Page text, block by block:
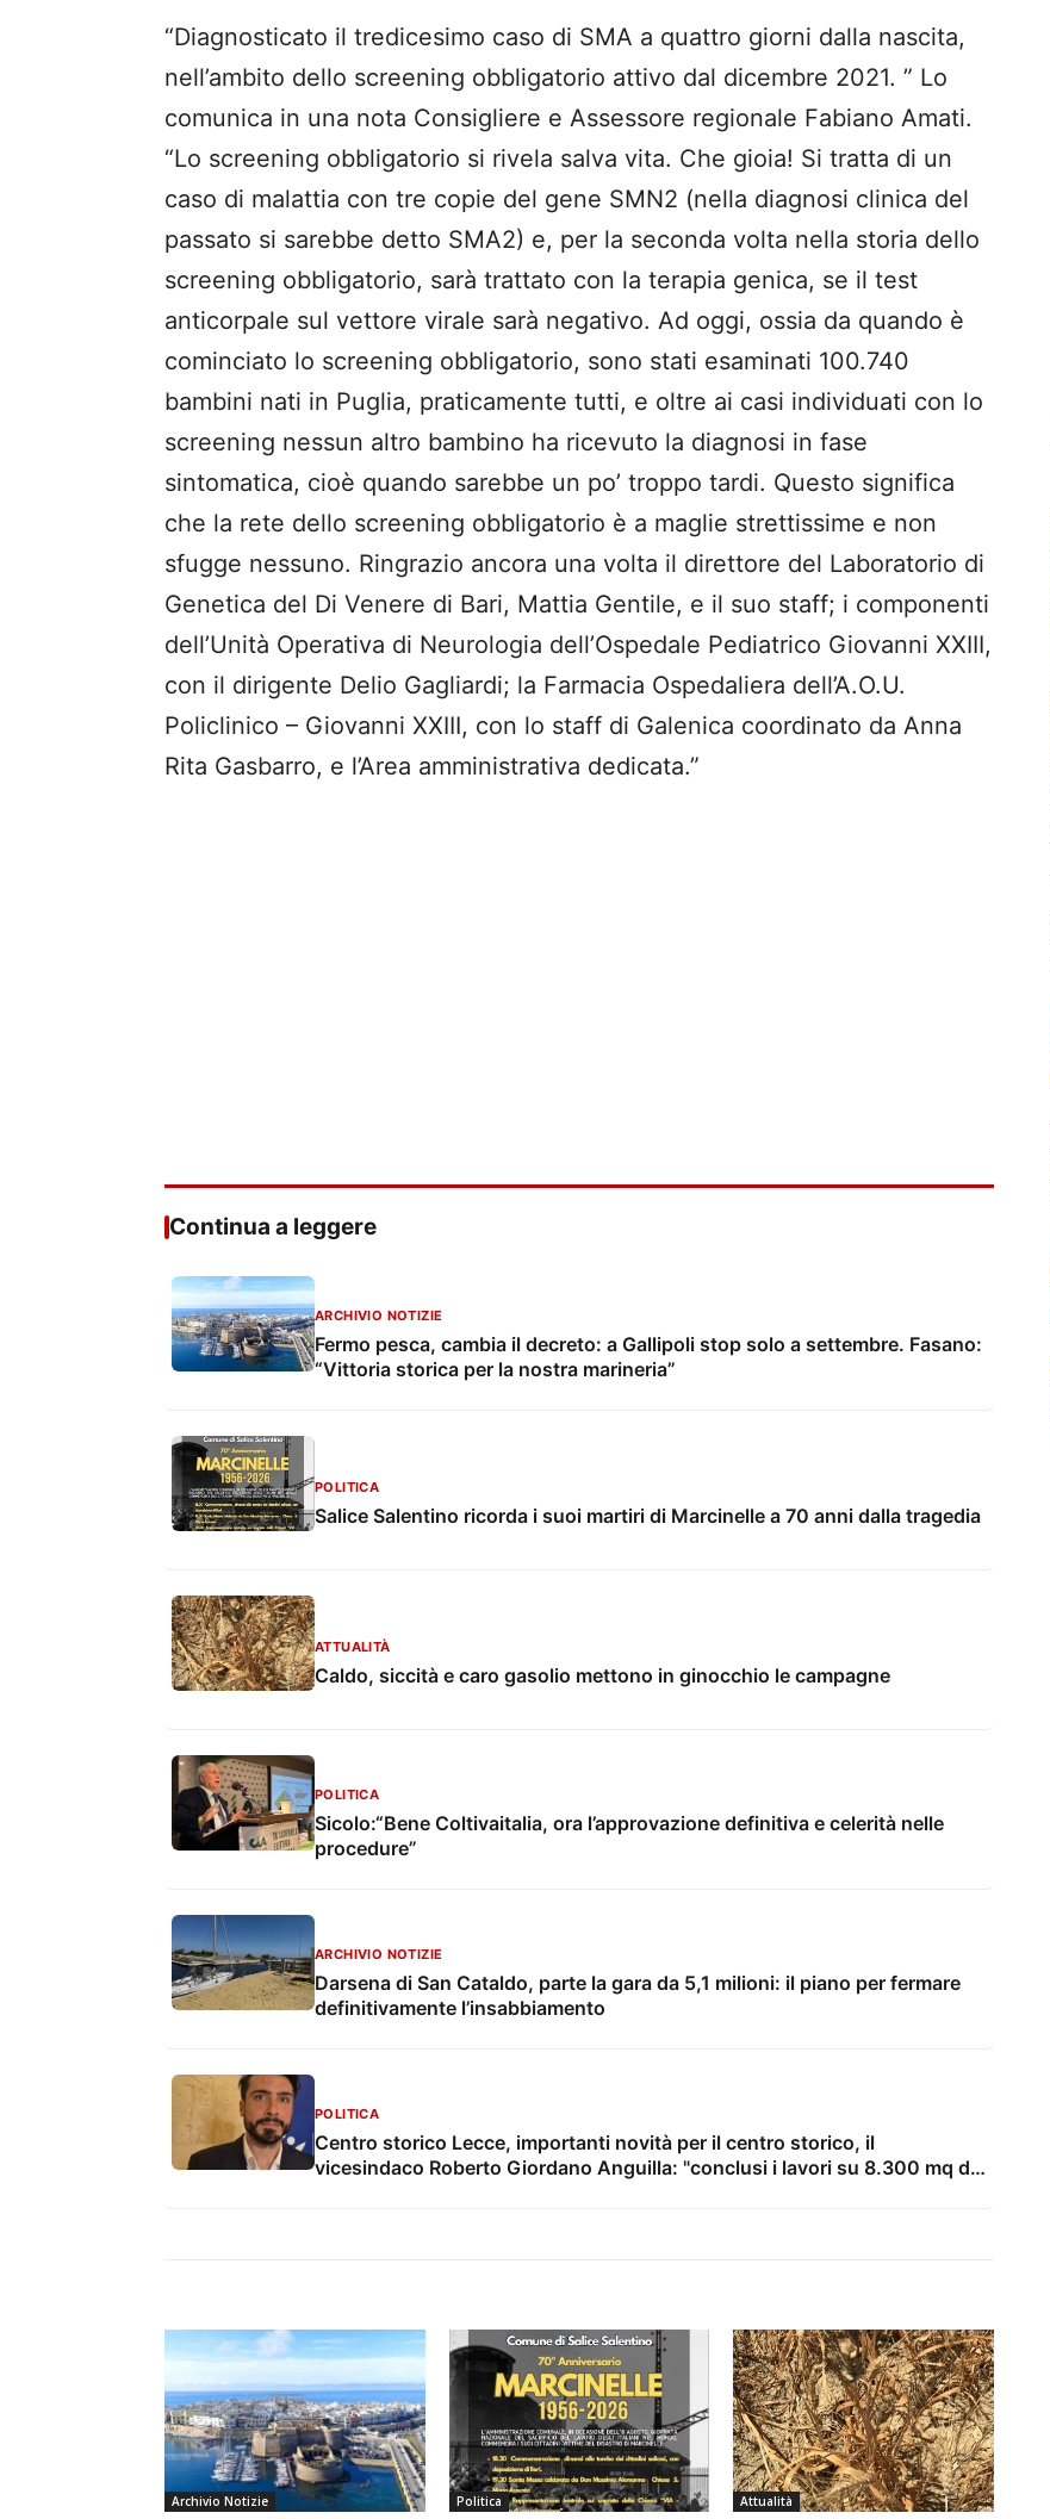
“Diagnosticato il tredicesimo caso di SMA a quattro giorni dalla nascita,
nell’ambito dello screening obbligatorio attivo dal dicembre 2021. ” Lo
comunica in una nota Consigliere e Assessore regionale Fabiano Amati.
“Lo screening obbligatorio si rivela salva vita. Che gioia! Si tratta di un
caso di malattia con tre copie del gene SMN2 (nella diagnosi clinica del
passato si sarebbe detto SMA2) e, per la seconda volta nella storia dello
screening obbligatorio, sarà trattato con la terapia genica, se il test
anticorpale sul vettore virale sarà negativo. Ad oggi, ossia da quando è
cominciato lo screening obbligatorio, sono stati esaminati 100.740
bambini nati in Puglia, praticamente tutti, e oltre ai casi individuati con lo
screening nessun altro bambino ha ricevuto la diagnosi in fase
sintomatica, cioè quando sarebbe un po’ troppo tardi. Questo significa
che la rete dello screening obbligatorio è a maglie strettissime e non
sfugge nessuno. Ringrazio ancora una volta il direttore del Laboratorio di
Genetica del Di Venere di Bari, Mattia Gentile, e il suo staff; i componenti
dell’Unità Operativa di Neurologia dell’Ospedale Pediatrico Giovanni XXIII,
con il dirigente Delio Gagliardi; la Farmacia Ospedaliera dell’A.O.U.
Policlinico – Giovanni XXIII, con lo staff di Galenica coordinato da Anna
Rita Gasbarro, e l’Area amministrativa dedicata.”
Continua a leggere
ARCHIVIO NOTIZIE
Fermo pesca, cambia il decreto: a Gallipoli stop solo a settembre. Fasano:
“Vittoria storica per la nostra marineria”
POLITICA
Salice Salentino ricorda i suoi martiri di Marcinelle a 70 anni dalla tragedia
ATTUALITÀ
Caldo, siccità e caro gasolio mettono in ginocchio le campagne
POLITICA
Sicolo:“Bene Coltivaitalia, ora l’approvazione definitiva e celerità nelle
procedure”
ARCHIVIO NOTIZIE
Darsena di San Cataldo, parte la gara da 5,1 milioni: il piano per fermare
definitivamente l’insabbiamento
POLITICA
Centro storico Lecce, importanti novità per il centro storico, il
vicesindaco Roberto Giordano Anguilla: "conclusi i lavori su 8.300 mq di
Archivio Notizie Politica Attualità